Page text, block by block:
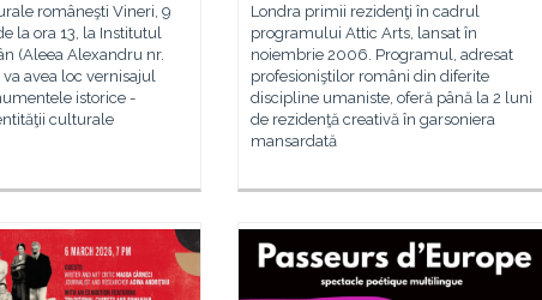
româneşti Vineri, 9
la ora 13, la Institutul
(Aleea Alexandru nr.
avea loc vernisajul
istorice -
culturale
Londra primii rezidenţi în cadrul
programului Attic Arts, lansat în
noiembrie 2006. Programul, adresat
profesioniştilor români din diferite
discipline umaniste, oferă până la 2 luni
de rezidenţă creativă în garsoniera
mansardată